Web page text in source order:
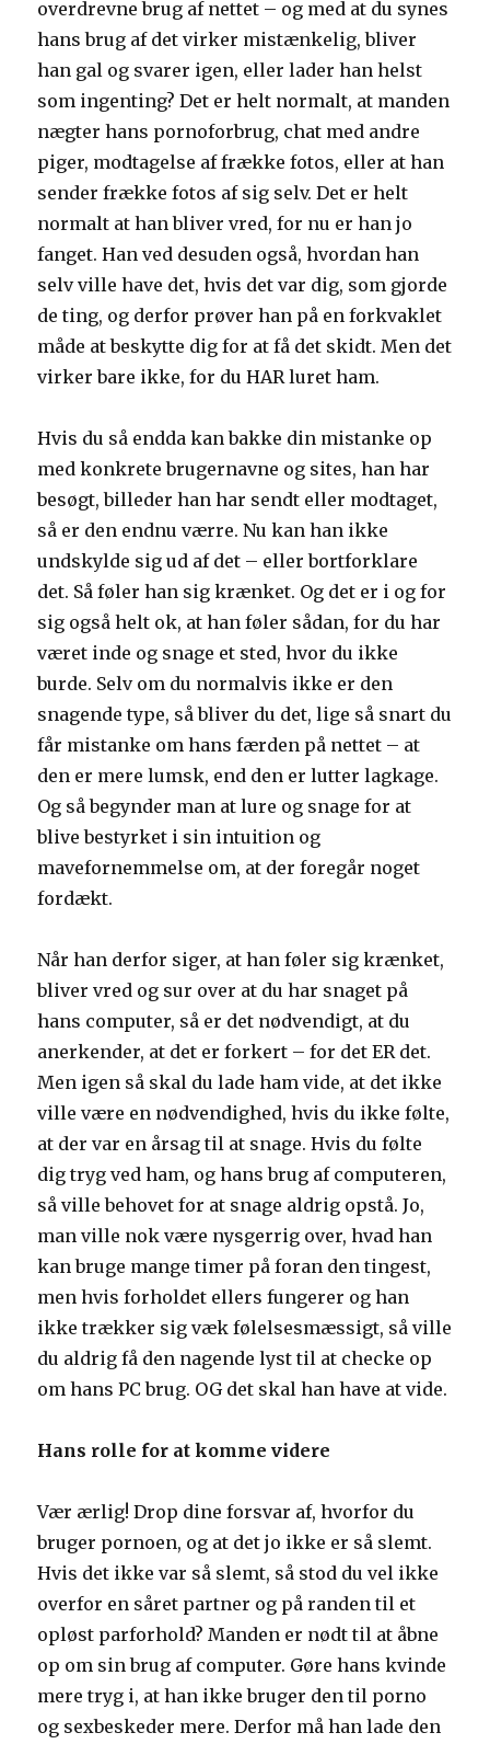
overdrevne brug af nettet – og med at du synes
hans brug af det virker mistænkelig, bliver
han gal og svarer igen, eller lader han helst
som ingenting? Det er helt normalt, at manden
nægter hans pornoforbrug, chat med andre
piger, modtagelse af frække fotos, eller at han
sender frække fotos af sig selv. Det er helt
normalt at han bliver vred, for nu er han jo
fanget. Han ved desuden også, hvordan han
selv ville have det, hvis det var dig, som gjorde
de ting, og derfor prøver han på en forkvaklet
måde at beskytte dig for at få det skidt. Men det
virker bare ikke, for du HAR luret ham.
Hvis du så endda kan bakke din mistanke op
med konkrete brugernavne og sites, han har
besøgt, billeder han har sendt eller modtaget,
så er den endnu værre. Nu kan han ikke
undskylde sig ud af det – eller bortforklare
det. Så føler han sig krænket. Og det er i og for
sig også helt ok, at han føler sådan, for du har
været inde og snage et sted, hvor du ikke
burde. Selv om du normalvis ikke er den
snagende type, så bliver du det, lige så snart du
får mistanke om hans færden på nettet – at
den er mere lumsk, end den er lutter lagkage.
Og så begynder man at lure og snage for at
blive bestyrket i sin intuition og
mavefornemmelse om, at der foregår noget
fordækt.
Når han derfor siger, at han føler sig krænket,
bliver vred og sur over at du har snaget på
hans computer, så er det nødvendigt, at du
anerkender, at det er forkert – for det ER det.
Men igen så skal du lade ham vide, at det ikke
ville være en nødvendighed, hvis du ikke følte,
at der var en årsag til at snage. Hvis du følte
dig tryg ved ham, og hans brug af computeren,
så ville behovet for at snage aldrig opstå. Jo,
man ville nok være nysgerrig over, hvad han
kan bruge mange timer på foran den tingest,
men hvis forholdet ellers fungerer og han
ikke trækker sig væk følelsesmæssigt, så ville
du aldrig få den nagende lyst til at checke op
om hans PC brug. OG det skal han have at vide.
Hans rolle for at komme videre
Vær ærlig! Drop dine forsvar af, hvorfor du
bruger pornoen, og at det jo ikke er så slemt.
Hvis det ikke var så slemt, så stod du vel ikke
overfor en såret partner og på randen til et
opløst parforhold? Manden er nødt til at åbne
op om sin brug af computer. Gøre hans kvinde
mere tryg i, at han ikke bruger den til porno
og sexbeskeder mere. Derfor må han lade den